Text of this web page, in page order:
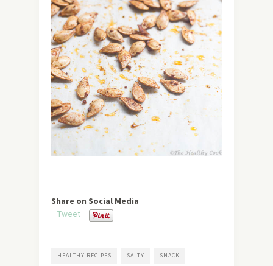
Share on Social Media
Tweet
HEALTHY RECIPES SALTY SNACK